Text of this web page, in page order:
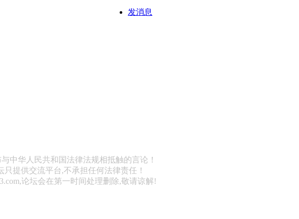
发消息
中华人民共和国法律法规相抵触的言论！
提供交流平台,不承担任何法律责任！
论坛会在第一时间处理删除,敬请谅解!